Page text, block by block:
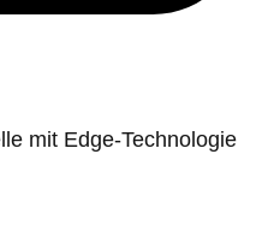
mit Edge-Technologie